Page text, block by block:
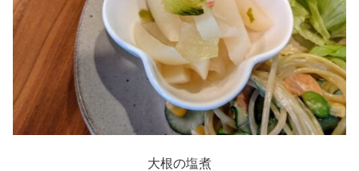
大根の塩煮